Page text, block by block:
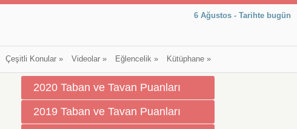
6 Ağustos - Tarihte bugün
Çeşitli Konular» Videolar» Eğlencelik» Kütüphane»
2020 Taban ve Tavan Puanları
2019 Taban ve Tavan Puanları